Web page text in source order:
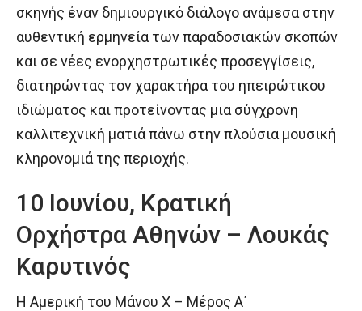
σκηνής έναν δημιουργικό διάλογο ανάμεσα στην
αυθεντική ερμηνεία των παραδοσιακών σκοπών
και σε νέες ενορχηστρωτικές προσεγγίσεις,
διατηρώντας τον χαρακτήρα του ηπειρώτικου
ιδιώματος και προτείνοντας μια σύγχρονη
καλλιτεχνική ματιά πάνω στην πλούσια μουσική
κληρονομιά της περιοχής.
10 Ιουνίου, Κρατική
Ορχήστρα Αθηνών – Λουκάς
Καρυτινός
Η Αμερική του Μάνου Χ – Μέρος Α΄